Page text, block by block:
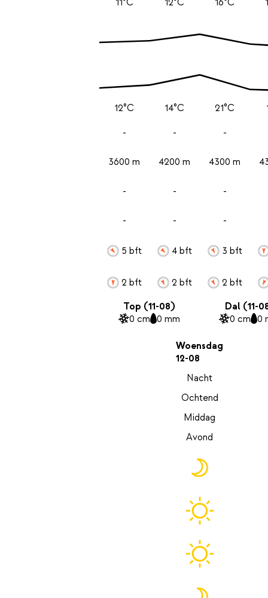
12°C
-
3600 m
-
-
5 bft
2 bft
14°C
-
4200 m
-
-
4 bft
2 bft
21°C
-
4300 m
-
-
3 bft
2 bft
Top (11-08)
0 cm 0 mm
Dal (11-
0 cm 0
Woensdag
12-08
Nacht
Ochtend
Middag
Avond